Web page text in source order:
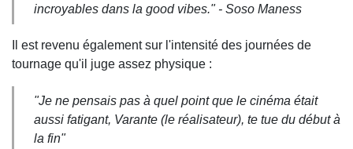
incroyables dans la good vibes." - Soso Maness
Il est revenu également sur l'intensité des journées de
tournage qu'il juge assez physique :
"Je ne pensais pas à quel point que le cinéma était
aussi fatigant, Varante (le réalisateur), te tue du début à
la fin"